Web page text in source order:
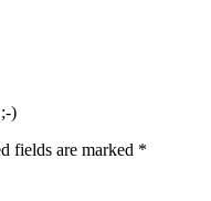
)
fields are marked *